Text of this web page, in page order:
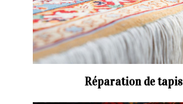
Réparation de tapis